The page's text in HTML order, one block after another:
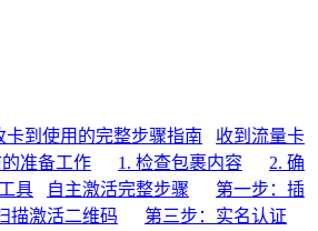
到使用的完整步骤指南
收到流量卡
准备工作 1. 检查包裹内容
2. 确
具 自主激活完整步骤
第一步：插
描激活二维码
第三步：实名认证